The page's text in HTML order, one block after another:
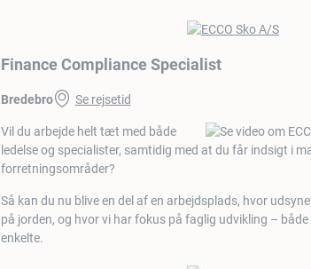
Finance Compliance Specialist
Bredebro Se rejsetid
Vil du arbejde helt tæt med både
ledelse og specialister, samtidig med at du får indsigt i
forretningsområder?
Så kan du nu blive en del af en arbejdsplads, hvor
på jorden, og hvor vi har fokus på faglig udvikling –
enkelte.